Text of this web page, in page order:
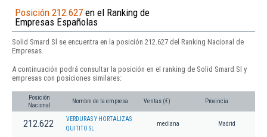
Posición 212.627 en el Ranking de
Empresas Españolas
Solid Smard Sl se encuentra en la posición 212.627 del Ranking Nacional de
Empresas.
A continuación podrá consultar la posición en el ranking de Solid Smard Sl y
empresas con posiciones similares:
Posición
Nacional
Nombre de la empresa Ventas (€) Provincia
212.622
VERDURAS Y HORTALIZAS
QUITITO SL
mediana Madrid